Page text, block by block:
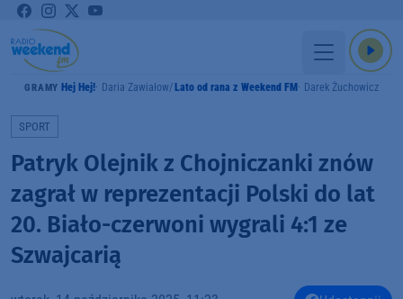
GRAMY Hej Hej! Daria Zawiałow Lato od rana z Weekend FM Darek Żuchowicz
SPORT
Patryk Olejnik z Chojniczanki znów
zagrał w reprezentacji Polski do lat
20. Biało-czerwoni wygrali 4:1 ze
Szwajcarią